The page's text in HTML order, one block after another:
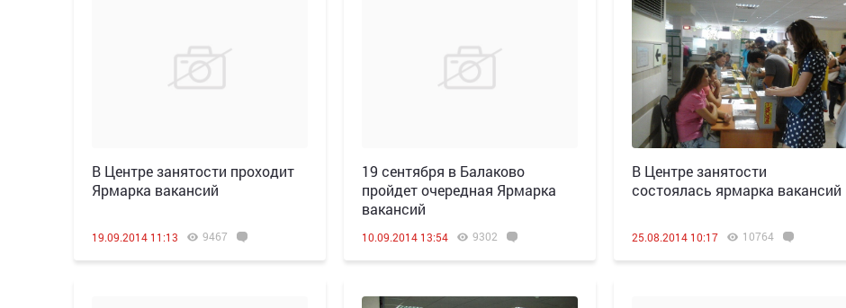
В Центре занятости проходит
Ярмарка вакансий
19.09.2014 11:13 9467
19 сентября в Балаково
пройдет очередная Ярмарка
вакансий
10.09.2014 13:54 9302
В Центре занятости
состоялась ярмарка вакансий
25.08.2014 10:17 10764